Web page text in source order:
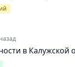
в Калужской